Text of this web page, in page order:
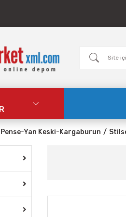
Pense-Yan Keski-Kargaburun